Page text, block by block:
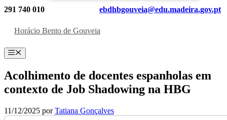
291 740 010 ebdhbgouveia@edu.madeira.gov.pt
Horácio Bento de Gouveia
Menu
Acolhimento de docentes espanholas em
contexto de Job Shadowing na HBG
11/12/2025 porTatiana Gonçalves